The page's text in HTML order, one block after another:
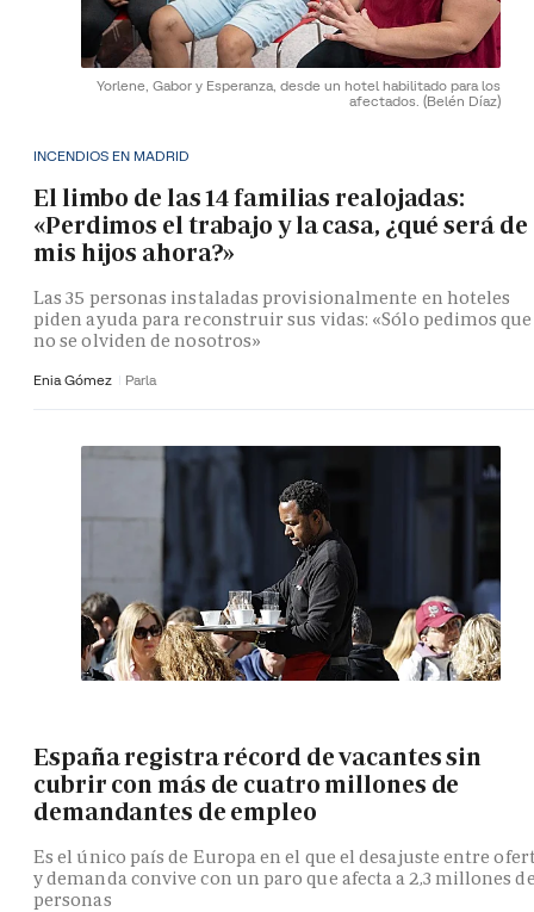
Yorlene, Gabor y Esperanza, desde un hotel habilitado para los
afectados. (Belén Díaz)
INCENDIOS EN MADRID
El limbo de las 14 familias realojadas:
«Perdimos el trabajo y la casa, ¿qué será de
mis hijos ahora?»
Las 35 personas instaladas provisionalmente en hoteles
piden ayuda para reconstruir sus vidas: «Sólo pedimos que
no se olviden de nosotros»
Enia Gómez Parla
España registra récord de vacantes sin
cubrir con más de cuatro millones de
demandantes de empleo
Es el único país de Europa en el que el desajuste entre
y demanda convive con un paro que afecta a 2,3 millones
personas